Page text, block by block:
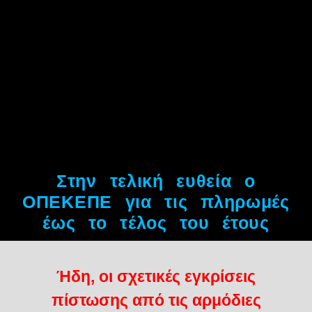
Στην τελική ευθεία ο
ΟΠΕΚΕΠΕ για τις πληρωμές
έως το τέλος του έτους
Ήδη, οι σχετικές εγκρίσεις
πίστωσης από τις αρμόδιες